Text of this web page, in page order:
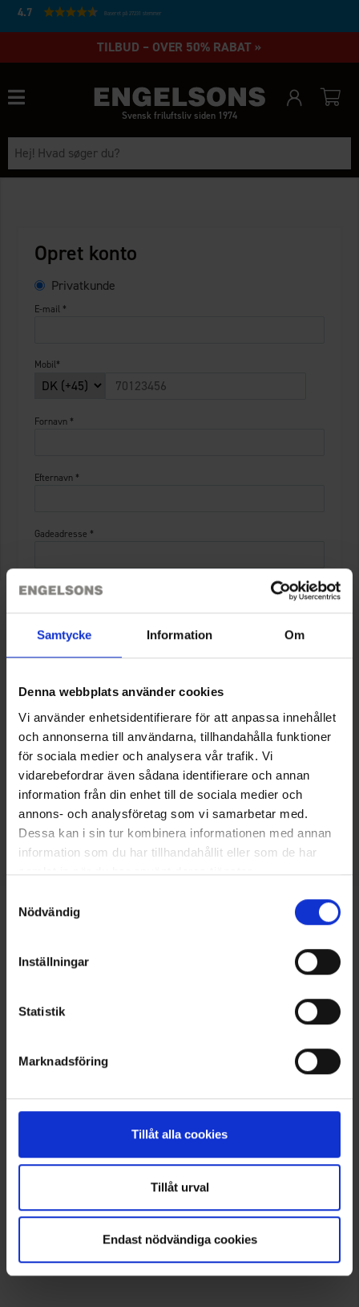
Samtycke Information Om
Denna webbplats använder cookies
Vi använder enhetsidentifierare för att anpassa innehållet
och annonserna till användarna, tillhandahålla funktioner
för sociala medier och analysera vår trafik. Vi
vidarebefordrar även sådana identifierare och annan
information från din enhet till de sociala medier och
annons- och analysföretag som vi samarbetar med.
Dessa kan i sin tur kombinera informationen med annan
information som du har tillhandahållit eller som de har
samlat in när du har använt deras tjänster.
Nödvändig
Inställningar
Statistik
Marknadsföring
Tillåt alla cookies
Tillåt urval
Endast nödvändiga cookies
4.7 Baseret på 27231 stemmer
TILBUD – OVER 50% RABAT »
Svensk friluftsliv siden 1974
Opret konto
Privatkunde
E-mail *
Mobil*
Fornavn *
Efternavn *
Gadeadresse *
C/O
Postnummer *
Jeg accepterer behandlingen afpersonoplysninger
af Engelsons. *
Opret brugerkonto